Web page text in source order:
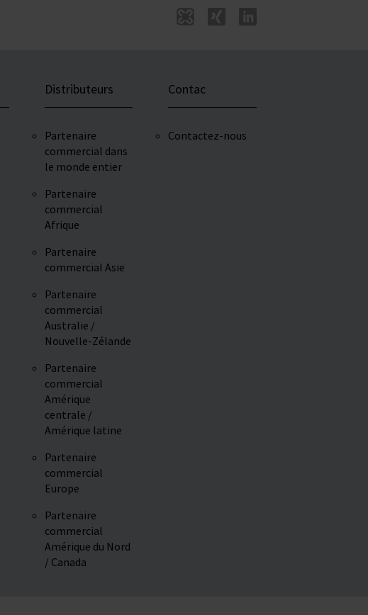
Distributeurs
Partenaire
commercial dans
le monde entier
Partenaire
commercial
Afrique
Partenaire
commercial Asie
Partenaire
commercial
Australie /
Nouvelle-Zélande
Partenaire
commercial
Amérique
centrale /
Amérique latine
Partenaire
commercial
Europe
Partenaire
commercial
Amérique du Nord
/ Canada
Contac
Contactez-nous